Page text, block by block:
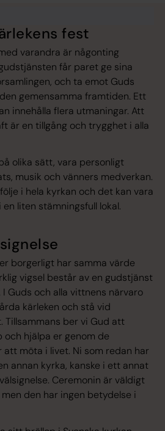
fest
varandra är någonting
får paret ge sina
och ta emot Guds
gemensamma framtiden. Ett
innehålla flera utmaningar. Att
är en tillgång och trygghet i alla
olika sätt, vara personligt
musik och vänners medverkan.
i hela kyrkan och det kan vara
liten stämningsfull lokal.
borgerligt har samma värde
vigsel består av en gudstjänst
Guds och alla vittnens närvaro
kärleken och stå vid
Tillsammans ber vi Gud att
hjälpa er genom de
att möta i livet. Ni som redan har
annan kyrka, kanske i ett annat
Ceremonin är väldigt
den har ingen betydelse i